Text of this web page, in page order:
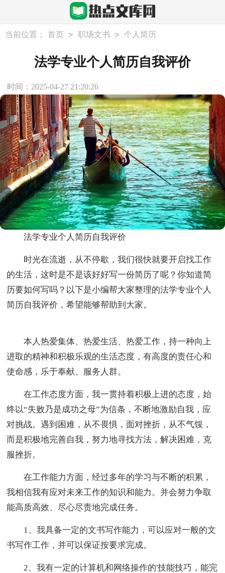
当前位置： 首页 > 职场文书 > 个人简历
法学专业个人简历自我评价
时间：2025-04-27 21:20:26
法学专业个人简历自我评价
时光在流逝，从不停歇，我们很快就要开启找工作
的生活，这时是不是该好好写一份简历了呢？你知道简
历要如何写吗？以下是小编帮大家整理的法学专业个人
简历自我评价，希望能够帮助到大家。
本人热爱集体、热爱生活、热爱工作，持一种向上
进取的精神和积极乐观的生活态度，有高度的责任心和
使命感，乐于奉献、服务人群。
在工作态度方面，我一贯持着积极上进的态度，始
终以“失败乃是成功之母”为信条，不断地激励自我，应
对挑战。遇到困难，从不畏惧，面对挫折，从不气馁，
而是积极地完善自我，努力地寻找方法，解决困难，克
服挫折。
在工作能力方面，经过多年的学习与不断的积累，
我相信我有应对未来工作的知识和能力。并会努力争取
能高质高效、尽心尽责地完成任务。
1、我具备一定的文书写作能力，可以应对一般的文
书写作工作，并可以保证按要求完成。
2、我有一定的计算机和网络操作的'技能技巧，能完